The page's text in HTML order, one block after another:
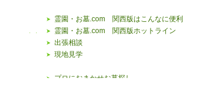
霊園・お墓.com 関西版はこんなに便利
霊園・お墓.com 関西版ホットライン
出張相談
現地見学
プロにおまかせお墓探し